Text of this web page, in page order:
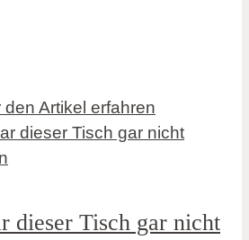
dieser Tisch gar nicht